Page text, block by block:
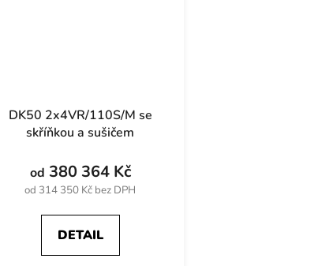
DK50 2x4VR/110S/M se
skříňkou a sušičem
od 314 350 Kč bez DPH
od 380 364 Kč
DETAIL